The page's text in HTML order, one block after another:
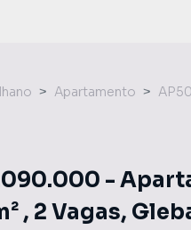
Apartamento
-
, 2 Vagas,